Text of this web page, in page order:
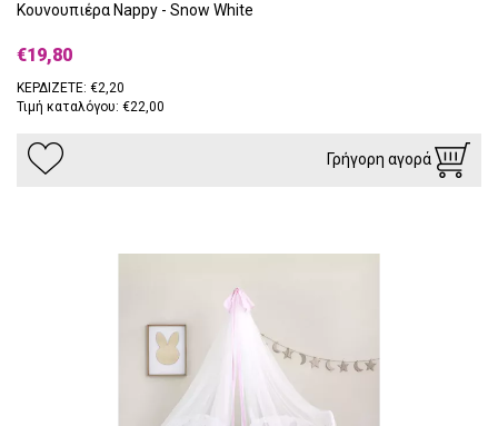
Κουνουπιέρα Nappy - Snow White
€19,80
ΚΕΡΔΙΖΕΤΕ: €2,20
Τιμή καταλόγου: €22,00
Γρήγορη αγορά